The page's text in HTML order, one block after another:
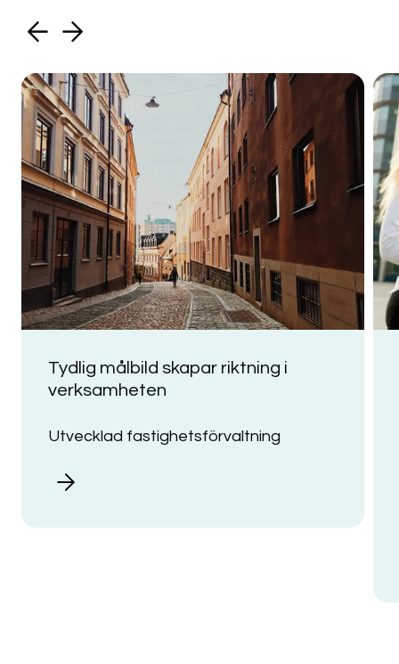
Tydlig målbild skapar riktning i
verksamheten
Utvecklad fastighetsförvaltning